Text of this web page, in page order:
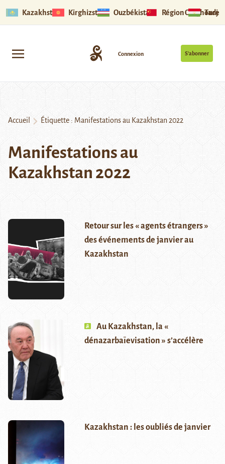
Kazakhstan Kirghizstan Ouzbékistan Région Ouïghoure
S’abonner
Connexion
Accueil Étiquette : Manifestations au Kazakhstan 2022
Manifestations au
Kazakhstan 2022
Retour sur les « agents étrangers »
des événements de janvier au
Kazakhstan
Au Kazakhstan, la «
dénazarbaïevisation » s’accélère
Kazakhstan : les oubliés de janvier